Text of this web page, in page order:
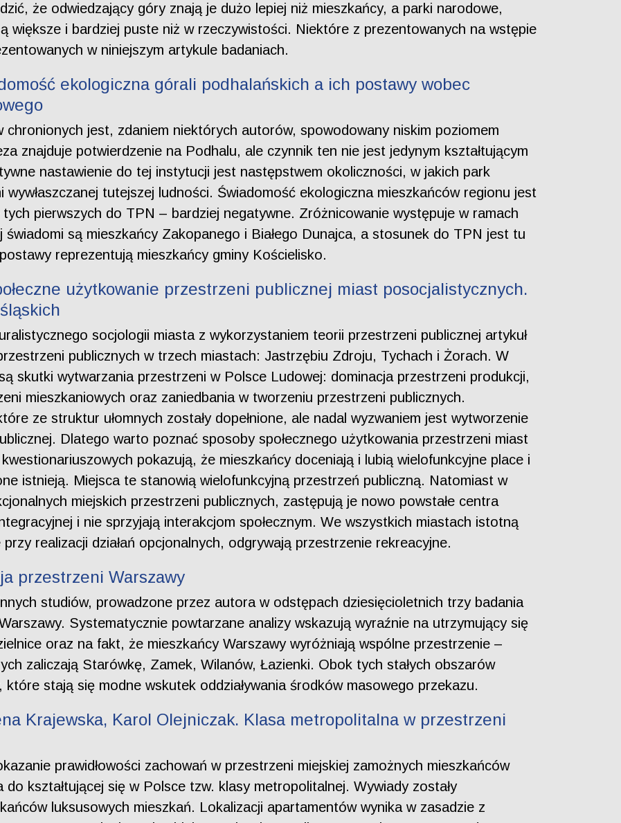
że odwiedzający góry znają je dużo lepiej niż mieszkańcy, a parki narodowe,
większe i bardziej puste niż w rzeczywistości. Niektóre z prezentowanych na wstępie
w niniejszym artykule badaniach.
ekologiczna górali podhalańskich a ich postawy wobec
jest, zdaniem niektórych autorów, spowodowany niskim poziomem
znajduje potwierdzenie na Podhalu, ale czynnik ten nie jest jedynym kształtującym
nastawienie do tej instytucji jest następstwem okoliczności, w jakich park
wywłaszczanej tutejszej ludności. Świadomość ekologiczna mieszkańców regionu jest
pierwszych do TPN – bardziej negatywne. Zróżnicowanie występuje w ramach
są mieszkańcy Zakopanego i Białego Dunajca, a stosunek do TPN jest tu
reprezentują mieszkańcy gminy Kościelisko.
użytkowanie przestrzeni publicznej miast posocjalistycznych.
socjologii miasta z wykorzystaniem teorii przestrzeni publicznej artykuł
publicznych w trzech miastach: Jastrzębiu Zdroju, Tychach i Żorach. W
skutki wytwarzania przestrzeni w Polsce Ludowej: dominacja przestrzeni produkcji,
mieszkaniowych oraz zaniedbania w tworzeniu przestrzeni publicznych.
ze struktur ułomnych zostały dopełnione, ale nadal wyzwaniem jest wytworzenie
Dlatego warto poznać sposoby społecznego użytkowania przestrzeni miast
pokazują, że mieszkańcy doceniają i lubią wielofunkcyjne place i
istnieją. Miejsca te stanowią wielofunkcyjną przestrzeń publiczną. Natomiast w
miejskich przestrzeni publicznych, zastępują je nowo powstałe centra
i nie sprzyjają interakcjom społecznym. We wszystkich miastach istotną
realizacji działań opcjonalnych, odgrywają przestrzenie rekreacyjne.
przestrzeni Warszawy
studiów, prowadzone przez autora w odstępach dziesięcioletnich trzy badania
Systematycznie powtarzane analizy wskazują wyraźnie na utrzymujący się
oraz na fakt, że mieszkańcy Warszawy wyróżniają wspólne przestrzenie –
zaliczają Starówkę, Zamek, Wilanów, Łazienki. Obok tych stałych obszarów
stają się modne wskutek oddziaływania środków masowego przekazu.
Krajewska, Karol Olejniczak. Klasa metropolitalna w przestrzeni
prawidłowości zachowań w przestrzeni miejskiej zamożnych mieszkańców
kształtującej się w Polsce tzw. klasy metropolitalnej. Wywiady zostały
luksusowych mieszkań. Lokalizacji apartamentów wynika w zasadzie z